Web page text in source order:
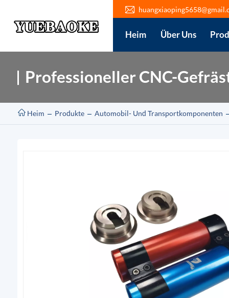
Heim Über Uns
Professioneller CNC-
Heim Produkte Automobil- Und Transportkomponenten